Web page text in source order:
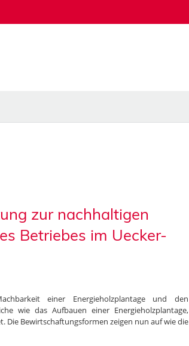
zur nachhaltigen
Betriebes im Uecker-
einer Energieholzplantage und den
wie das Aufbauen einer Energieholzplantage,
Die Bewirtschaftungsformen zeigen nun auf wie die